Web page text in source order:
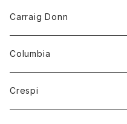
チーフ
ショートパンツ
オーバーオール
カーディガン
ハーフスリーブTシャツ
Carraig Donn
ニット
Columbia
アウター
Crespi